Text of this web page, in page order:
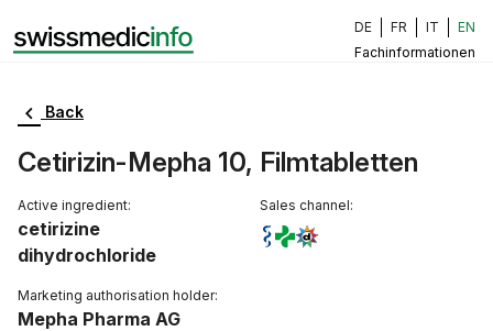
Fachinformationen
DE FR IT EN
Back
Cetirizin-Mepha 10, Filmtabletten
Active ingredient:
cetirizine
dihydrochloride
Marketing authorisation holder:
Mepha Pharma AG
Sales channel: